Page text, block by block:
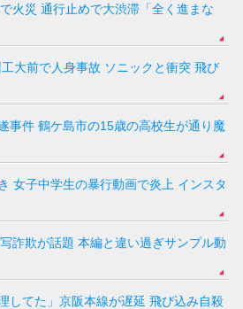
火災 通行止めで大渋滞「全く進まな
大前で人身事故 ソニックと衝突 飛び
事件 鶴ケ島市の15歳の高校生が通り魔
女子中学生の暴行動画で炎上 インスタ
詐欺が話題 本編と違い過ぎサンプル動
してた」京阪本線が遅延 飛び込み自殺